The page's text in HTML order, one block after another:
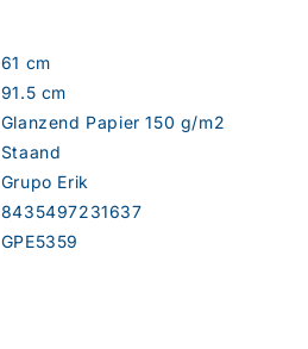
61 cm
91.5 cm
Glanzend Papier 150 g/m2
Staand
Grupo Erik
8435497231637
GPE5359